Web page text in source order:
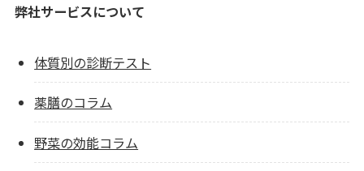
弊社サービスについて
体質別の診断テスト
薬膳のコラム
野菜の効能コラム